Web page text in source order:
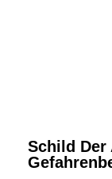
Schild Der